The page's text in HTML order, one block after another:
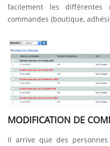
facilement les différentes
commandes (boutique,
MODIFICATION DE
Il arrive que des